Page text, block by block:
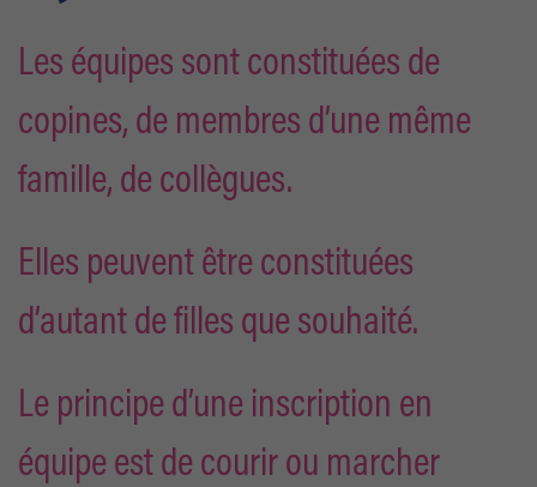
Les équipes sont constituées de
copines, de membres d’une même
famille, de collègues.
Elles peuvent être constituées
d’autant de filles que souhaité.
Le principe d’une inscription en
équipe est de courir ou marcher